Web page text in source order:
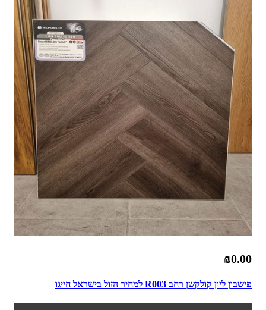
₪0.00
פישבון ליון קולקשן רחב R003 למחיר הזול בישראל חייגו